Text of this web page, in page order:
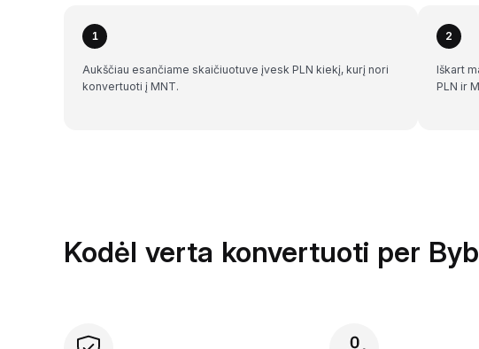
1
Aukščiau esančiame skaičiuotuve įvesk PLN kiekį, kurį nori
konvertuoti į MNT.
2
Iškart
PLN ir
Kodėl verta konvertuoti per